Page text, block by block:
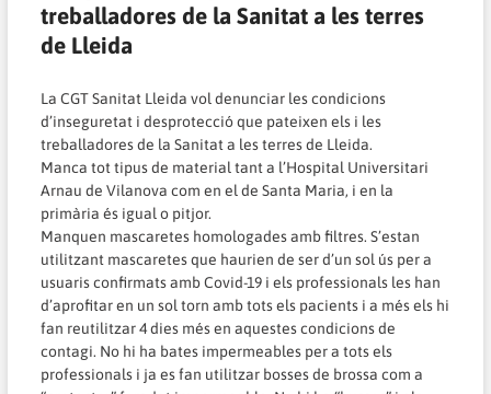
treballadores de la Sanitat a les terres
de Lleida
La CGT Sanitat Lleida vol denunciar les condicions
d’inseguretat i desprotecció que pateixen els i les
treballadores de la Sanitat a les terres de Lleida.
Manca tot tipus de material tant a l’Hospital Universitari
Arnau de Vilanova com en el de Santa Maria, i en la
primària és igual o pitjor.
Manquen mascaretes homologades amb filtres. S’estan
utilitzant mascaretes que haurien de ser d’un sol ús per a
usuaris confirmats amb Covid-19 i els professionals les han
d’aprofitar en un sol torn amb tots els pacients i a més els hi
fan reutilitzar 4 dies més en aquestes condicions de
contagi. No hi ha bates impermeables per a tots els
professionals i ja es fan utilitzar bosses de brossa com a